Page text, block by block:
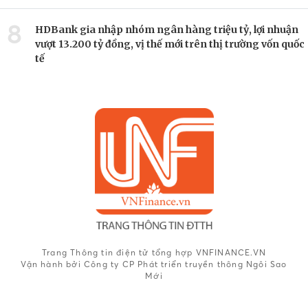
8
HDBank gia nhập nhóm ngân hàng triệu tỷ, lợi nhuận
vượt 13.200 tỷ đồng, vị thế mới trên thị trường vốn quốc
tế
Trang Thông tin điện tử tổng hợp VNFINANCE.VN
Vận hành bởi Công ty CP Phát triển truyền thông Ngôi Sao
Mới